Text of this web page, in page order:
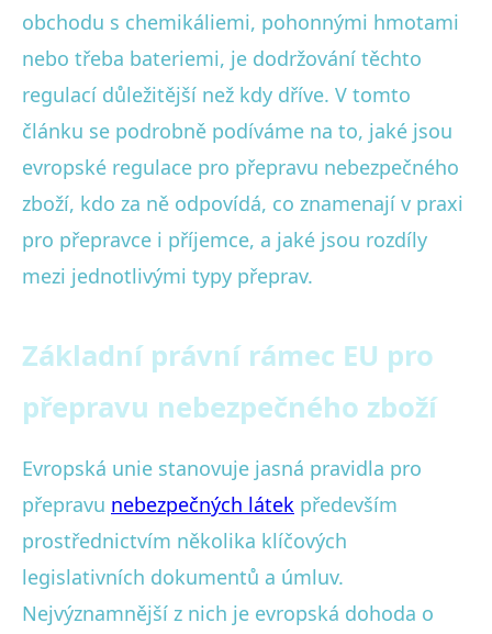
obchodu s chemikáliemi, pohonnými hmotami
nebo třeba bateriemi, je dodržování těchto
regulací důležitější než kdy dříve. V tomto
článku se podrobně podíváme na to, jaké jsou
evropské regulace pro přepravu nebezpečného
zboží, kdo za ně odpovídá, co znamenají v praxi
pro přepravce i příjemce, a jaké jsou rozdíly
mezi jednotlivými typy přeprav.
Základní právní rámec EU pro
přepravu nebezpečného zboží
Evropská unie stanovuje jasná pravidla pro
přepravu nebezpečných látek především
prostřednictvím několika klíčových
legislativních dokumentů a úmluv.
Nejvýznamnější z nich je evropská dohoda o